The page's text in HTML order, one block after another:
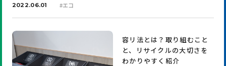
2022.06.01 #エコ
容リ法とは？取り組むこと
と、リサイクルの大切さを
わかりやすく紹介